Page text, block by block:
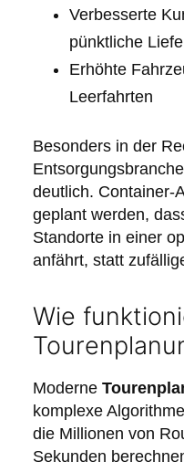
Verbesserte
pünktliche
Erhöhte
Leerfahrten
Besonders in der
deutlich. Container-
geplant werden,
Standorte in einer
anfährt, statt
Wie
Moderne
komplexe
die Millionen von
Sekunden